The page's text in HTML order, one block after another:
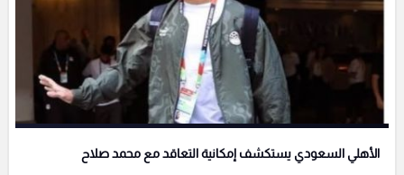
الأهلي السعودي يستكشف إمكانية التعاقد مع محمد صلاح